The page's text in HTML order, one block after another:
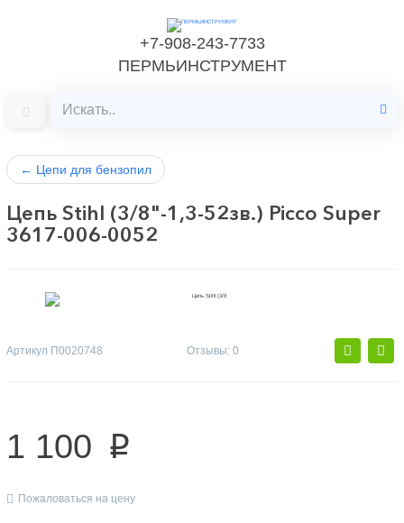
+7-908-243-7733
ПЕРМЬИНСТРУМЕНТ
← Цепи для бензопил
Цепь Stihl (3/8"-1,3-52зв.) Picco Super
3617-006-0052
Артикул П0020748 Отзывы: 0
1 100 p
Пожаловаться на цену